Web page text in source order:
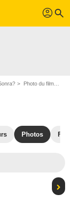
profil search
Photo du film Ya Sonra? - Photo 14
Photos